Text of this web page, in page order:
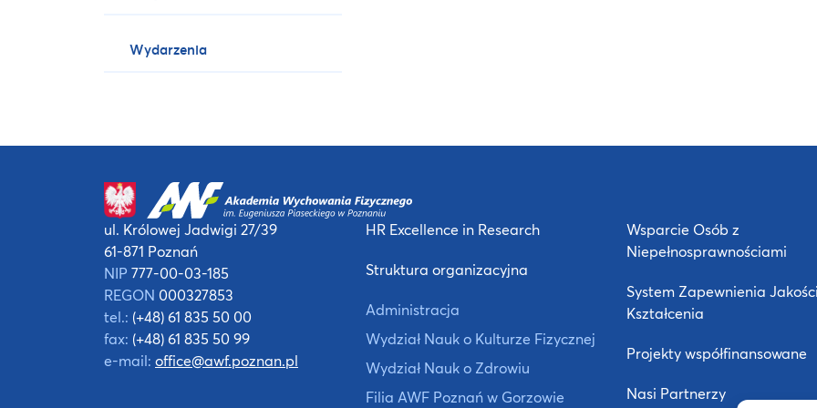
Wydarzenia
ul. Królowej Jadwigi 27/39
61-871 Poznań
NIP 777-00-03-185
REGON 000327853
tel.: (+48) 61 835 50 00
fax: (+48) 61 835 50 99
e-mail: office@awf.poznan.pl
HR Excellence in Research
Struktura organizacyjna
Administracja
Wydział Nauk o Kulturze Fizycznej
Wydział Nauk o Zdrowiu
Filia AWF Poznań w Gorzowie
Wsparcie Osób z
Niepełnosprawnościami
System Zapewnienia Jakości
Kształcenia
Projekty współfinansowane
Nasi Partnerzy